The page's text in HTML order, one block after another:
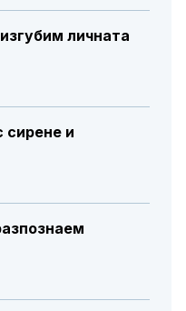
личната
сирене и